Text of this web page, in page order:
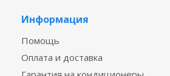
Информация
Помощь
Оплата и доставка